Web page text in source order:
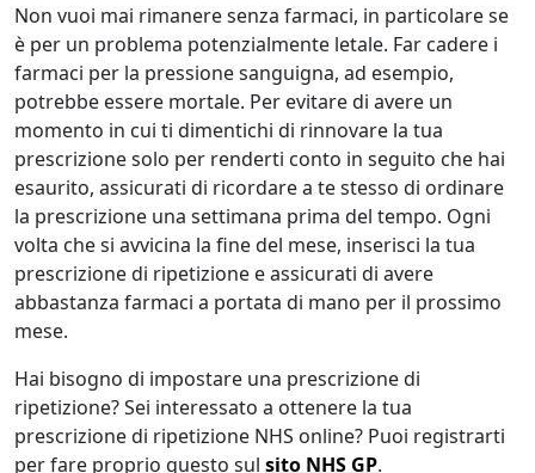
Non vuoi mai rimanere senza farmaci, in particolare se
è per un problema potenzialmente letale. Far cadere i
farmaci per la pressione sanguigna, ad esempio,
potrebbe essere mortale. Per evitare di avere un
momento in cui ti dimentichi di rinnovare la tua
prescrizione solo per renderti conto in seguito che hai
esaurito, assicurati di ricordare a te stesso di ordinare
la prescrizione una settimana prima del tempo. Ogni
volta che si avvicina la fine del mese, inserisci la tua
prescrizione di ripetizione e assicurati di avere
abbastanza farmaci a portata di mano per il prossimo
mese.
Hai bisogno di impostare una prescrizione di
ripetizione? Sei interessato a ottenere la tua
prescrizione di ripetizione NHS online? Puoi registrarti
per fare proprio questo sul sito NHS GP.